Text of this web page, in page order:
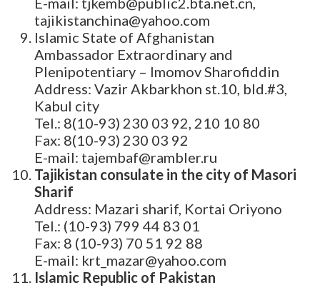
tajikistanchina@yahoo.com
Islamic State of Afghanistan
Ambassador Extraordinary and
Plenipotentiary – Imomov Sharofiddin
Address: Vazir Akbarkhon st.10, bld.#3,
Kabul city
Tel.: 8(10-93) 230 03 92, 210 10 80
Fax: 8(10-93) 230 03 92
E-mail: tajembaf@rambler.ru
Tajikistan consulate in the city of Masori
Sharif
Address: Mazari sharif, Kortai Oriyono
Tel.: (10-93) 799 44 83 01
Fax: 8 (10-93) 70 51 92 88
E-mail: krt_mazar@yahoo.com
Islamic Republic of Pakistan